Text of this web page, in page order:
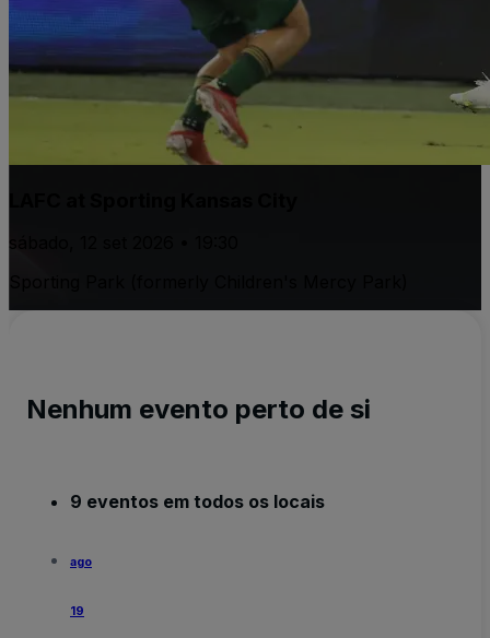
Nenhum evento perto de si
9 eventos em todos os locais
ago
19